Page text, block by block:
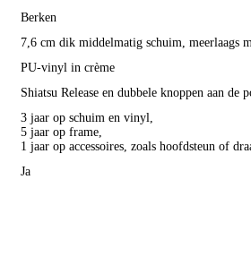
Berken
7,6 cm dik middelmatig schuim, meerlaags
PU-vinyl in crème
Shiatsu Release en dubbele knoppen aan de
3 jaar op schuim en vinyl,
5 jaar op frame,
1 jaar op accessoires, zoals hoofdsteun of
Ja